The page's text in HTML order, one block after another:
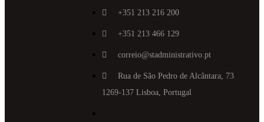
+351 213 216 200
+351 213 466 129
correio@stadministrativo.pt
Rua de São Pedro de Alcântara, 73
1269-137 Lisboa, Portugal